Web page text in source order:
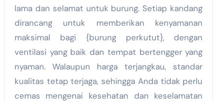
lama dan selamat untuk burung. Setiap kandang
dirancang untuk memberikan kenyamanan
maksimal bagi {burung perkutut}, dengan
ventilasi yang baik dan tempat bertengger yang
nyaman. Walaupun harga terjangkau, standar
kualitas tetap terjaga, sehingga Anda tidak perlu
cemas mengenai kesehatan dan keselamatan